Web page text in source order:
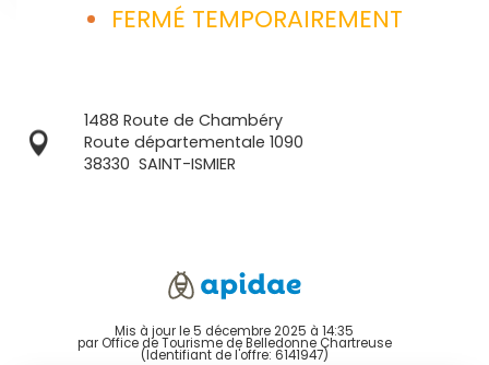
FERMÉ TEMPORAIREMENT
1488 Route de Chambéry
Route départementale 1090
38330 SAINT-ISMIER
Mis à jour le 5 décembre 2025 à 14:35
par Office de Tourisme de Belledonne Chartreuse
(Identifiant de l'offre: 6141947)